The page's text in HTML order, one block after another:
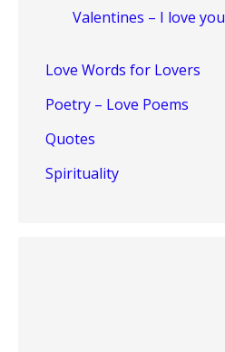
Valentines – I love you
Love Words for Lovers
Poetry – Love Poems
Quotes
Spirituality